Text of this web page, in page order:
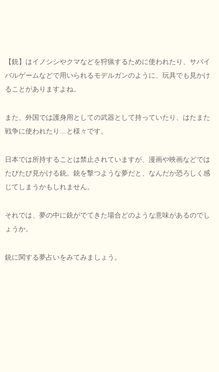
【銃】はイノシシやクマなどを狩猟するために使われたり、サバイ
バルゲームなどで用いられるモデルガンのように、玩具でも見かけ
ることがありますよね。
また、外国では護身用としての武器として持っていたり、はたまた
戦争に使われたり…と様々です。
日本では所持することは禁止されていますが、漫画や映画などでは
たびたび見かける銃。銃を撃つような夢だと、なんだか恐ろしく感
じてしまうかもしれません。
それでは、夢の中に銃がでてきた場合どのような意味があるのでし
ょうか。
銃に関する夢占いをみてみましょう。